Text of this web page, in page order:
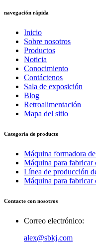
navegación rápida
Inicio
Sobre nosotros
Productos
Noticia
Conocimiento
Contáctenos
Sala de exposición
Blog
Retroalimentación
Mapa del sitio
Categoría de producto
Máquina formadora
Máquina para fabricar
Línea de producción
Máquina para fabricar
Contacte con nosotros
Correo electrónico:
alex@sbkj.com